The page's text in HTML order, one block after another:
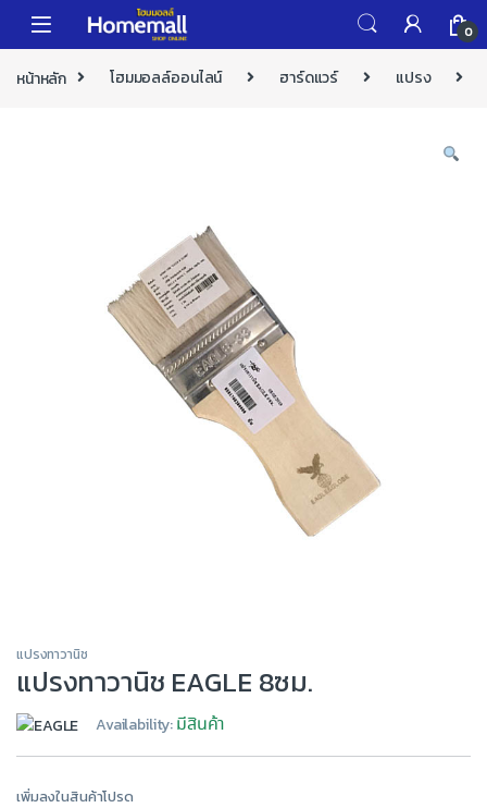
Skip to navigation
Skip to content
0
หน้าหลัก โฮมมอลล์ออนไลน์ ฮาร์ดแวร์ แปรง
แปรงทาวานิช
แปรงทาวานิช EAGLE 8ซม.
Availability:มีสินค้า
เพิ่มลงในสินค้าโปรด